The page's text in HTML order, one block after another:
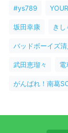
#ys789
坂田幸康 き
バッドボーイズ清
武田恵瑠々 電
がんばれ！南葛